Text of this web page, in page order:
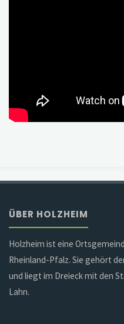
ÜBER HOLZHEIM
Holzheim ist eine
Rheinland-Pfalz. Sie gehört
und liegt im Dreieck mit den
Lahn.